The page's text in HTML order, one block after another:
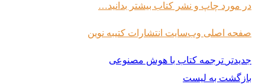
در مورد چاپ و نشر کتاب بیشتر بدانید…
صفحه اصلی وب‌سایت انتشارات کتیبه نوین
جدیدتر ترجمه کتاب با هوش مصنوعی
بازگشت به لیست